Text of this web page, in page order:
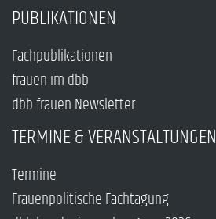
PUBLIKATIONEN
Fachpublikationen
frauen im dbb
dbb frauen Newsletter
TERMINE & VERANSTALTUNGEN
Termine
Frauenpolitische Fachtagung